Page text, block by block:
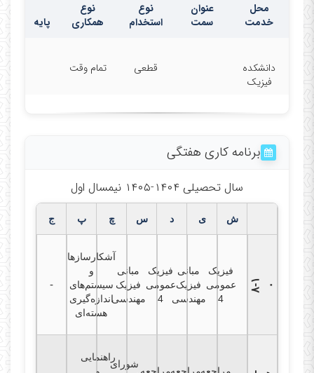
محل
خدمت
عنوان
سمت
نوع
استخدام
نوع
همکاری
پایه
دانشکده
فیزیک
قطعی تمام وقت
برنامه کاری هفتگی
سال تحصیلی ۱۴۰۴-۱۴۰۵ نیمسال اول
ش ی د س چ پ ج
۸ - ۱ ۰
فیزیک
عمومی
4
مبانی
فیزیک
مهندسی
فیزیک
عمومی
4
مبانی
فیزیک
مهندسی
آشکارسازها
و
سیستم‌های
اندازه‌گیری
هسته‌ای
-
-
شورای
راهنمایی